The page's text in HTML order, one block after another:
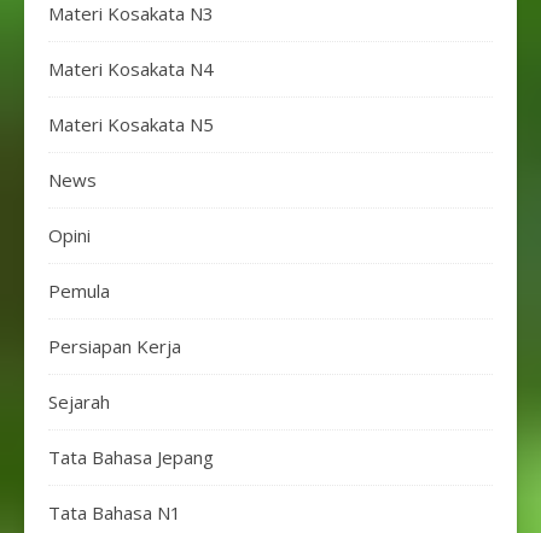
Materi Kosakata N3
Materi Kosakata N4
Materi Kosakata N5
News
Opini
Pemula
Persiapan Kerja
Sejarah
Tata Bahasa Jepang
Tata Bahasa N1